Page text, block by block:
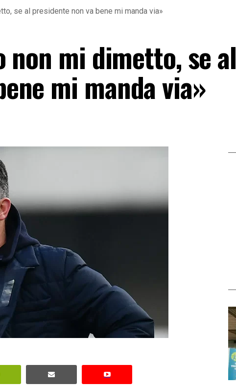
se al presidente non va bene mi manda via»
non mi dimetto, se al
mi manda via»